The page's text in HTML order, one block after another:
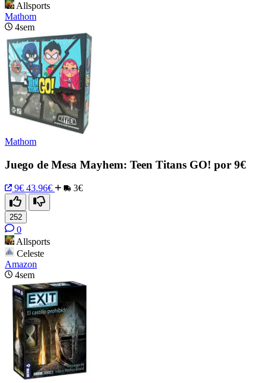
Allsports
Mathom
4sem
Mathom
Juego de Mesa Mayhem: Teen Titans GO! por 9€
9€ 43.96€ 3€
252
0
Allsports
Celeste
Amazon
4sem